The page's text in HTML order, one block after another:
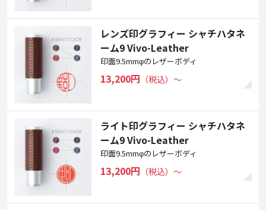
レンズ印グラフィー シャチハタネ
ーム9 Vivo-Leather
印面9.5mmφのレザーボディ
13,200円 （税込）〜
ライト印グラフィー シャチハタネ
ーム9 Vivo-Leather
印面9.5mmφのレザーボディ
13,200円 （税込）〜